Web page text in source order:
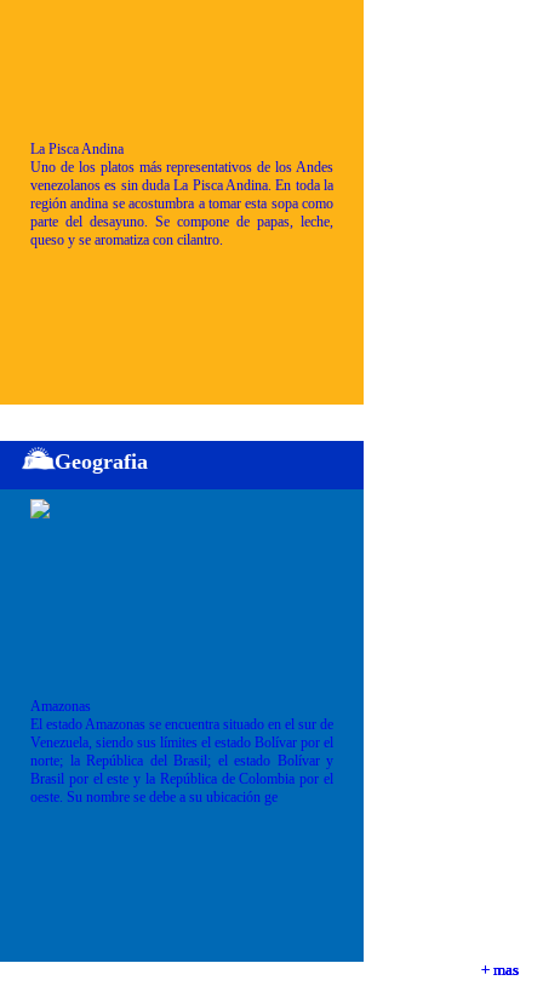
+ mas
+ mas
La Pisca Andina
Uno de los platos más representativos de los Andes
venezolanos es sin duda La Pisca Andina. En toda la
región andina se acostumbra a tomar esta sopa como
parte del desayuno. Se compone de papas, leche,
queso y se aromatiza con cilantro.
+ mas
Geografia
Amazonas
El estado Amazonas se encuentra situado en el sur de
Venezuela, siendo sus límites el estado Bolívar por el
norte; la República del Brasil; el estado Bolívar y
Brasil por el este y la República de Colombia por el
oeste. Su nombre se debe a su ubicación ge
+ mas